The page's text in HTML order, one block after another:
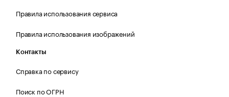
Правила использования сервиса
Правила использования изображений
Контакты
Справка по сервису
Поиск по ОГРН